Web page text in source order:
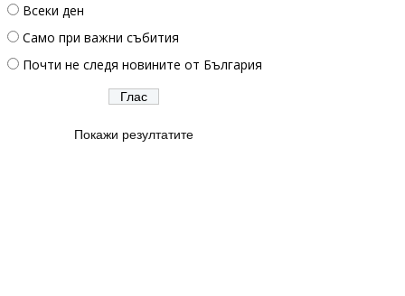
Всеки ден
Само при важни събития
Почти не следя новините от България
Покажи резултатите